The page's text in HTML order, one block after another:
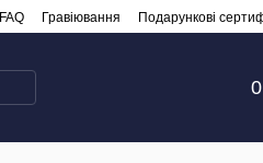
FAQ Гравіювання Подарункові